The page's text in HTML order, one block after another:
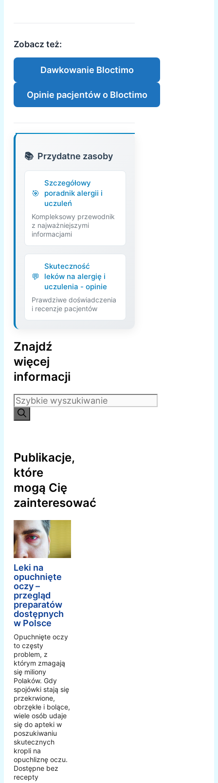
Zobacz też:
Dawkowanie Bloctimo
Opinie pacjentów o Bloctimo
Przydatne zasoby
Szczegółowy
poradnik alergii i
uczuleń
Kompleksowy przewodnik
z najważniejszymi
informacjami
Skuteczność
leków na alergię i
uczulenia - opinie
Prawdziwe doświadczenia
i recenzje pacjentów
Znajdź
więcej
informacji
Szukaj:
Publikacje,
które
mogą Cię
zainteresować
Leki na
opuchnięte
oczy –
przegląd
preparatów
dostępnych
w Polsce
Opuchnięte oczy
to częsty
problem, z
którym zmagają
się miliony
Polaków. Gdy
spojówki stają się
przekrwione,
obrzękłe i bolące,
wiele osób udaje
się do apteki w
poszukiwaniu
skutecznych
kropli na
opuchliznę oczu.
Dostępne bez
recepty